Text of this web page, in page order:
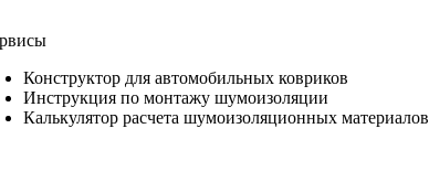
Конструктор для автомобильных ковриков
Инструкция по монтажу шумоизоляции
Калькулятор расчета шумоизоляционных материалов